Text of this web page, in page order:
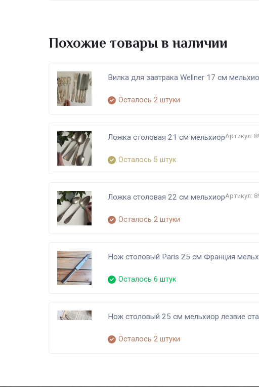
Похожие товары в наличии
Вилка для завтрака Wellner 17 см
Осталось 2 штуки
Ложка столовая 21 см мельхиорАртикул:
Осталось 5 штук
Ложка столовая 22 см мельхиорАртикул:
Осталось 2 штуки
Нож столовый Paris 25 см Франция
Осталось 6 штук
Нож столовый 25 см мельхиор лезвие
Осталось 2 штуки